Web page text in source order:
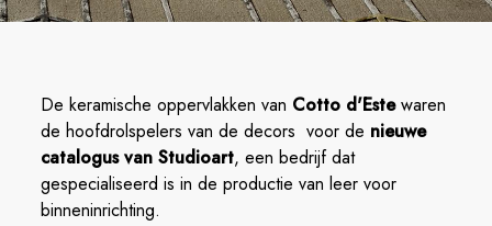
De keramische oppervlakken van Cotto d'Estewaren
de hoofdrolspelers van de decors voor de nieuwe
catalogus van Studioart, een bedrijf dat
gespecialiseerd is in de productie van leer voor
binneninrichting.